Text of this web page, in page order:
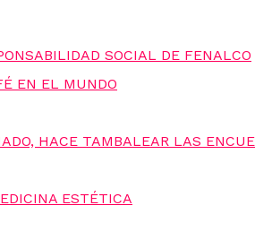
SOCIAL DE FENALCO
EN EL MUNDO
HACE TAMBALEAR LAS
ESTÉTICA